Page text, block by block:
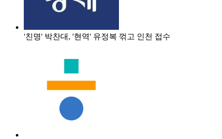
'친명' 박찬대, '현역' 유정복 꺾고 인천 접수